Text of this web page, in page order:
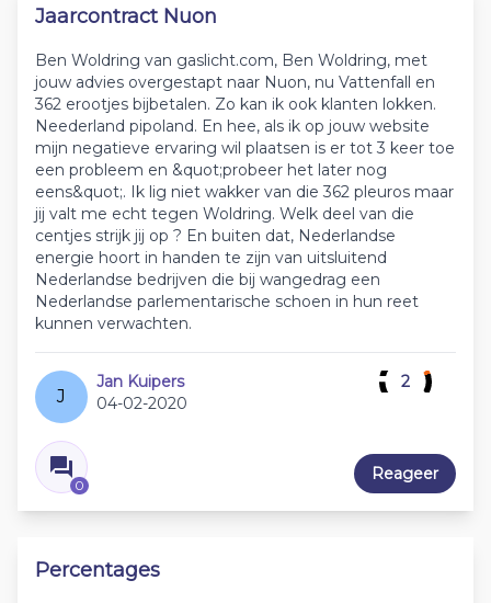
Jaarcontract Nuon
Ben Woldring van gaslicht.com, Ben Woldring, met
jouw advies overgestapt naar Nuon, nu Vattenfall en
362 erootjes bijbetalen. Zo kan ik ook klanten lokken.
Neederland pipoland. En hee, als ik op jouw website
mijn negatieve ervaring wil plaatsen is er tot 3 keer toe
een probleem en &quot;probeer het later nog
eens&quot;. Ik lig niet wakker van die 362 pleuros maar
jij valt me echt tegen Woldring. Welk deel van die
centjes strijk jij op ? En buiten dat, Nederlandse
energie hoort in handen te zijn van uitsluitend
Nederlandse bedrijven die bij wangedrag een
Nederlandse parlementarische schoen in hun reet
kunnen verwachten.
J
Jan Kuipers
04-02-2020
0
2
Reageer
Percentages